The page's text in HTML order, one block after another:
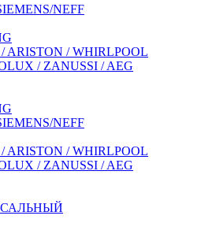
NEFF
ARISTON / WHIRLPOOL
/ ZANUSSI / AEG
NEFF
ARISTON / WHIRLPOOL
/ ZANUSSI / AEG